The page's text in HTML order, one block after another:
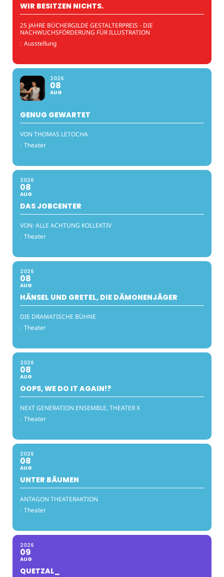
WIR BESITZEN NICHTS.
25 JAHRE BÜCHERGILDE GESTALTERPREIS - DIE
NACHWUCHSFÖRDERUNG FÜR ILLUSTRATION
: Ausstellung
2026
08
AUG
GENUG GEWARTET
VON THOMAS LETOCHA
: Theater
2026
08
AUG
DAS JOBCENTER
VON: ALLE ACHTUNG KOLLEKTIV
: Theater
2026
08
AUG
HÄNSEL UND GRETEL, DIE DÄMONENJÄGER
DIE DRAMATISCHE BÜHNE
: Theater
2026
08
AUG
OOPS, WE DO IT AGAIN!?
NEXT GENERATION ENSEMBLE, THEATER X
: Theater
2026
08
AUG
UNTER BÄUMEN
ANTAGON THEATERAKTION
: Theater
2026
09
AUG
QUETZAL_